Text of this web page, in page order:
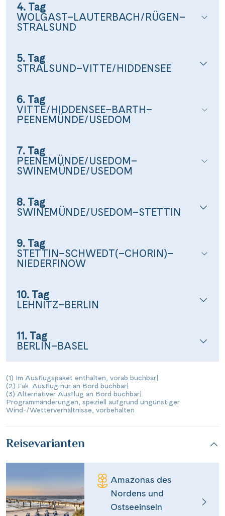
4. Tag
WOLGAST–LAUTERBACH/RÜGEN–
STRALSUND
5. Tag
STRALSUND–VITTE/HIDDENSEE
6. Tag
VITTE/HIDDENSEE–BARTH–
PEENEMÜNDE/USEDOM
7. Tag
PEENEMÜNDE/USEDOM–
SWINEMÜNDE/USEDOM
8. Tag
SWINEMÜNDE/USEDOM–STETTIN
9. Tag
STETTIN–SCHWEDT(–CHORIN)–
NIEDERFINOW
10. Tag
LEHNITZ–BERLIN
11. Tag
BERLIN–BASEL
(1) Im Ausflugspaket enthalten, vorab buchbar
(2) Fak. Ausflug nur an Bord buchbar
(3) Alternativer Ausflug an Bord buchbar
Programmänderungen, speziell aufgrund ungünstiger
Wind-/Wetterverhältnisse, vorbehalten
Reisevarianten
Amazonas des
Nordens und
Ostseeinseln